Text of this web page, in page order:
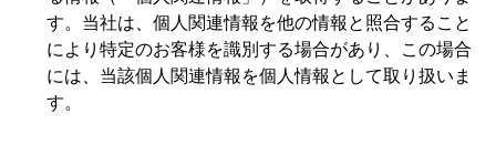
す。当社は、個人関連情報を他の情報と照合すること
により特定のお客様を識別する場合があり、この場合
には、当該個人関連情報を個人情報として取り扱いま
す。